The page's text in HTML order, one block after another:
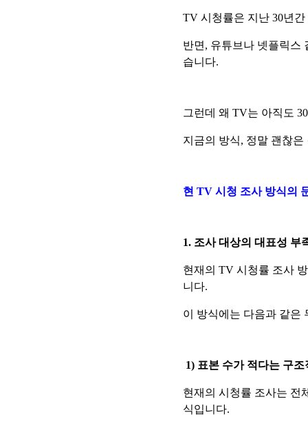
TV 시청률은 지난 30년
반면, 유튜브나 넷플릭스
습니다.
그런데 왜 TV는 아직도
지금의 방식, 정말 괜찮은
현 TV 시청 조사 방식의
1. 조사 대상의 대표성 부
현재의 TV 시청률 조사
니다.
이 방식에는 다음과 같은
1) 표본 수가 적다는 구조
현재의 시청률 조사는 전
식입니다.